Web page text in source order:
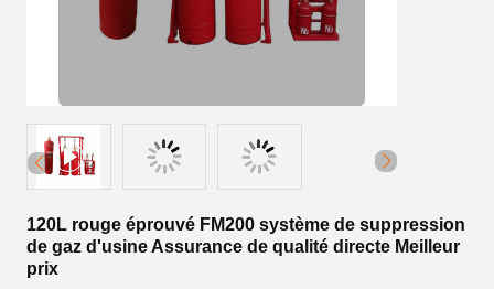
120L rouge éprouvé FM200 système de suppression
de gaz d'usine Assurance de qualité directe Meilleur
prix